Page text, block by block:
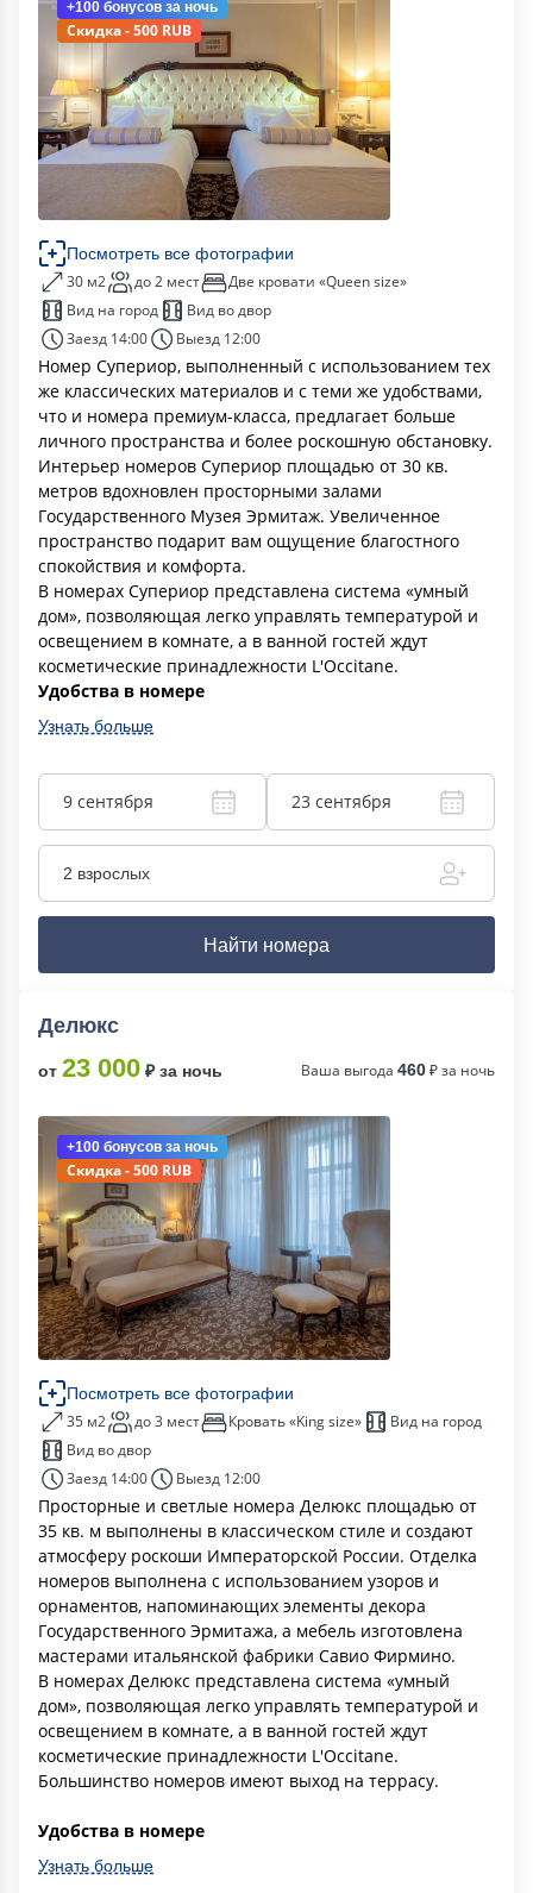
+100 бонусов за ночь
Скидка - 500 RUB
Посмотреть все фотографии
30 м2 до 2 мест
Две кровати «Queen size»
Вид на город
Вид во двор
Заезд 14:00
Выезд 12:00
Номер Супериор, выполненный с использованием тех
же классических материалов и с теми же удобствами,
что и номера премиум-класса, предлагает больше
личного пространства и более роскошную обстановку.
Интерьер номеров Супериор площадью от 30 кв.
метров вдохновлен просторными залами
Государственного Музея Эрмитаж. Увеличенное
пространство подарит вам ощущение благостного
спокойствия и комфорта.
В номерах Супериор представлена система «умный
дом», позволяющая легко управлять температурой и
освещением в комнате, а в ванной гостей ждут
косметические принадлежности L'Occitane.
Удобства в номере
Узнать больше
9 сентября 23 сентября
2 взрослых
Найти номера
Делюкс
от 23 000 ₽ за ночь Ваша выгода 460₽ за ночь
+100 бонусов за ночь
Скидка - 500 RUB
Посмотреть все фотографии
35 м2 до 3 мест Кровать «King size»
Вид на город
Вид во двор
Заезд 14:00
Выезд 12:00
Просторные и светлые номера Делюкс площадью от
35 кв. м выполнены в классическом стиле и создают
атмосферу роскоши Императорской России. Отделка
номеров выполнена с использованием узоров и
орнаментов, напоминающих элементы декора
Государственного Эрмитажа, а мебель изготовлена
мастерами итальянской фабрики Савио Фирмино.
В номерах Делюкс представлена система «умный
дом», позволяющая легко управлять температурой и
освещением в комнате, а в ванной гостей ждут
косметические принадлежности L'Occitane.
Большинство номеров имеют выход на террасу.
Удобства в номере
Узнать больше